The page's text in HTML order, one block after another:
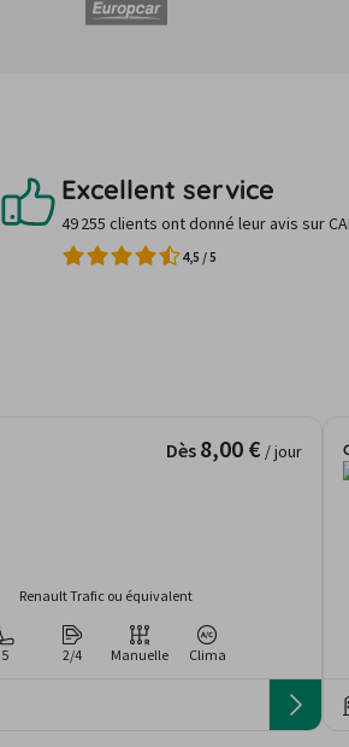
Excellent service
49 255 clients ont donné leur avis sur
4,5 /5
Dès 8,00 € / jour
Renault Trafic ou équivalent
5 2/4 Manuelle Clima